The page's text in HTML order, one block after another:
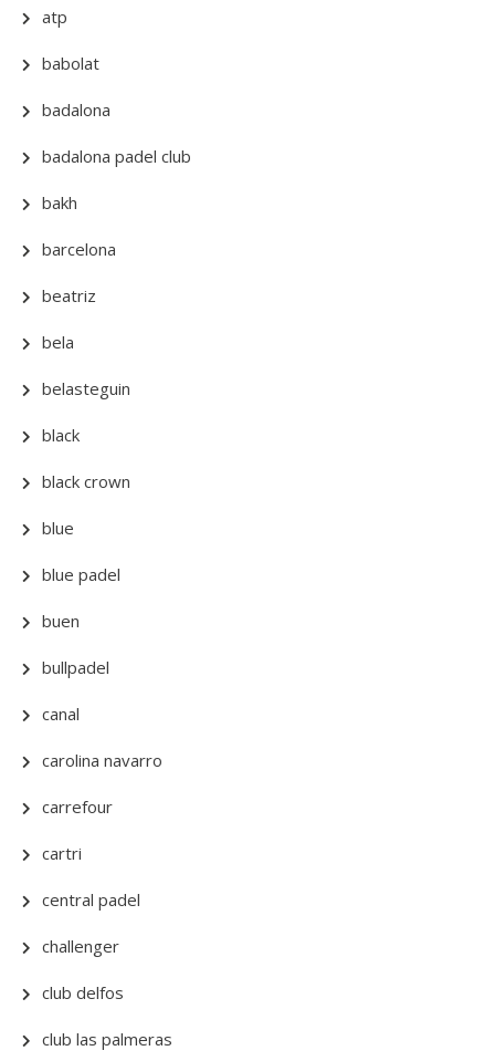
atp
babolat
badalona
badalona padel club
bakh
barcelona
beatriz
bela
belasteguin
black
black crown
blue
blue padel
buen
bullpadel
canal
carolina navarro
carrefour
cartri
central padel
challenger
club delfos
club las palmeras